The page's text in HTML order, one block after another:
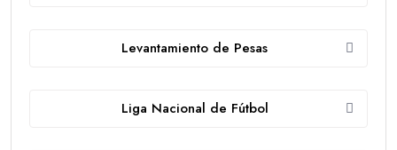
Levantamiento de Pesas
Liga Nacional de Fútbol